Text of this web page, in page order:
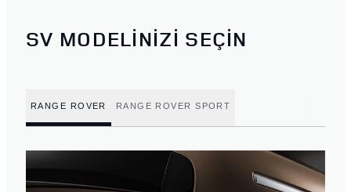
SV MODELİNİZİ SEÇİN
RANGE ROVER RANGE ROVER SPORT